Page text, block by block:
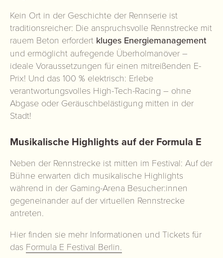
Kein Ort in der Geschichte der Rennserie ist
traditionsreicher: Die anspruchsvolle Rennstrecke mit
rauem Beton erfordert kluges Energiemanagement
und ermöglicht aufregende Überholmanöver –
ideale Voraussetzungen für einen mitreißenden E-
Prix! Und das 100 % elektrisch: Erlebe
verantwortungsvolles High-Tech-Racing – ohne
Abgase oder Geräuschbelästigung mitten in der
Stadt!
Musikalische Highlights auf der Formula E
Neben der Rennstrecke ist mitten im Festival: Auf der
Bühne erwarten dich musikalische Highlights
während in der Gaming-Arena Besucher:innen
gegeneinander auf der virtuellen Rennstrecke
antreten.
Hier finden sie mehr Informationen und Tickets für
das Formula E Festival Berlin.